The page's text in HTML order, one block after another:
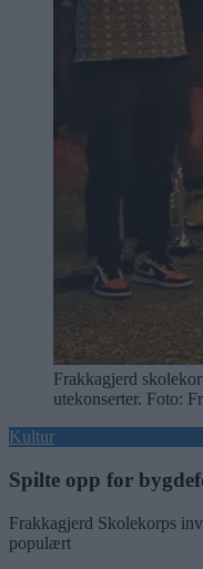
Frakkagjerd
utekonserter. Foto:
Kultur
Spilte opp for
Frakkagjerd Skolekorps
populært